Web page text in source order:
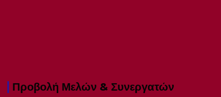
Προβολή Μελών & Συνεργατών